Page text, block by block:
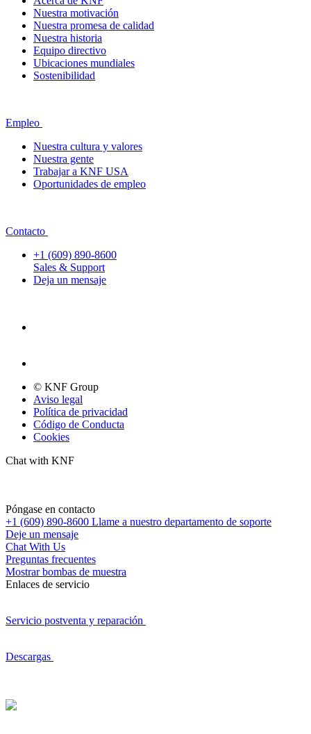
Nuestra motivación
Nuestra promesa de calidad
Nuestra historia
Equipo directivo
Ubicaciones mundiales
Sostenibilidad
Empleo
Nuestra cultura y valores
Nuestra gente
Trabajar a KNF USA
Oportunidades de empleo
Contacto
+1 (609) 890-8600
Sales & Support
Deja un mensaje
© KNF Group
Aviso legal
Política de privacidad
Código de Conducta
Cookies
Chat with KNF
Póngase en contacto
+1 (609) 890-8600 Llame a nuestro departamento de soporte
Deje un mensaje
Chat With Us
Preguntas frecuentes
Mostrar bombas de muestra
Enlaces de servicio
Servicio postventa y reparación
Descargas